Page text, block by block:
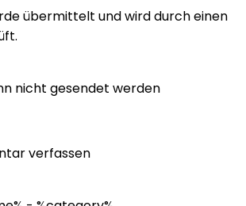
übermittelt und wird durch einen
nicht gesendet werden
verfassen